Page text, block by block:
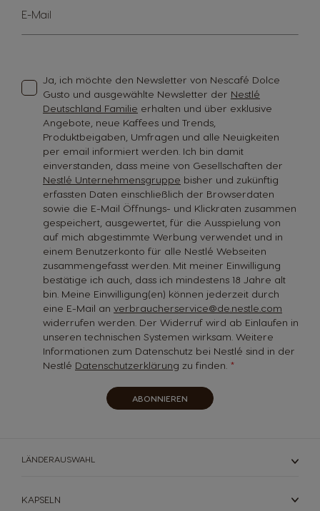
Melden
Sie
sich
Newsletter
an:
E-Mail
Ja, ich möchte den Newsletter von Nescafé Dolce
Gusto und ausgewählte Newsletter der Nestlé
Deutschland Familie erhalten und über exklusive
Angebote, neue Kaffees und Trends,
Produktbeigaben, Umfragen und alle Neuigkeiten
per email informiert werden. Ich bin damit
einverstanden, dass meine von Gesellschaften der
Nestlé Unternehmensgruppe bisher und zukünftig
erfassten Daten einschließlich der Browserdaten
sowie die E-Mail Öffnungs- und Klickraten zusammen
gespeichert, ausgewertet, für die Ausspielung von
auf mich abgestimmte Werbung verwendet und in
einem Benutzerkonto für alle Nestlé Webseiten
zusammengefasst werden. Mit meiner Einwilligung
bestätige ich auch, dass ich mindestens 18 Jahre alt
bin. Meine Einwilligung(en) können jederzeit durch
eine E-Mail an verbraucherservice@de.nestle.com
widerrufen werden. Der Widerruf wird ab Einlaufen in
unseren technischen Systemen wirksam. Weitere
Informationen zum Datenschutz bei Nestlé sind in der
Nestlé Datenschutzerklärung zu finden.
ABONNIEREN
LÄNDERAUSWAHL
KAPSELN